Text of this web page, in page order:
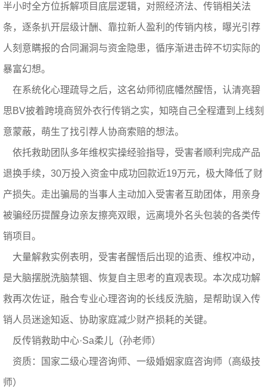
半小时全方位拆解项目底层逻辑，对照经济法、传销相关法
条，逐条扒开层级计酬、靠拉新人盈利的传销内核，曝光引荐
人刻意瞒报的合同漏洞与资金隐患，循序渐进击碎不切实际的
暴富幻想。
在系统化心理疏导之后，这名幼师彻底幡然醒悟，认清亮碧
思BV披着跨境商贸外衣行传销之实，知晓自己全程遭到上线刻
意蒙蔽，萌生了找引荐人协商索赔的想法。
依托救助团队多年维权实操经验指导，受害者顺利完成产品
退换手续，30万投入资金中成功回款近19万元，极大降低了财
产损失。走出骗局的当事人主动加入受害者互助团体，用亲身
被骗经历提醒身边亲友擦亮双眼，远离境外名头包装的各类传
销项目。
大量解救实例表明，受害者醒悟后出现的追责、维权冲动，
是大脑摆脱洗脑禁锢、恢复自主思考的直观表现。本次成功解
救再次佐证，融合专业心理咨询的长线反洗脑，是帮助误入传
销人员迷途知返、协助家庭减少财产损耗的关键。
反传销救助中心·Sa柔儿（孙老师）
资质：国家二级心理咨询师、一级婚姻家庭咨询师（高级技
师）